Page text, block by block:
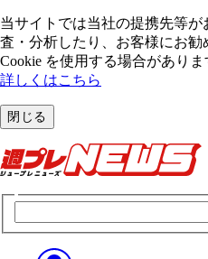
当サイトでは当社の提携先等
査・分析したり、お客様にお
Cookie を使⽤する場合がありま
詳しくはこちら
閉じる